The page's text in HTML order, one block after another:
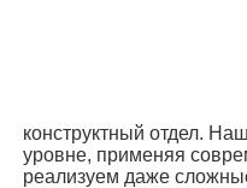
конструктный отдел.
уровне, применяя
реализуем даже